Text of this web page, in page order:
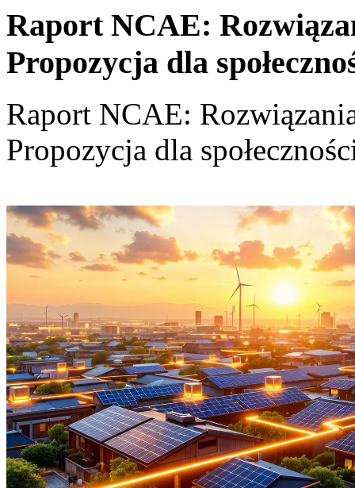
Raport NCAE:
Propozycja dla
Raport NCAE:
Propozycja dla